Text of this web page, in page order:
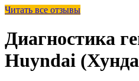
Читать все отзывы
Диагностика
Huyndai